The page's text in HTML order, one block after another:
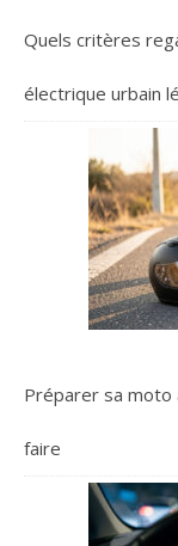
Quels critères
électrique urbain
Préparer sa moto
faire